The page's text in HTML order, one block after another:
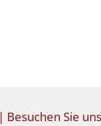
| Besuchen Sie